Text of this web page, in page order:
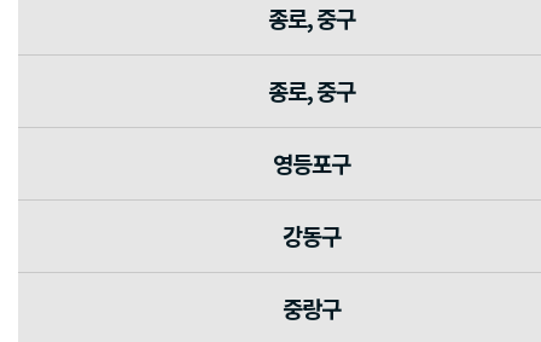
종로, 중구
종로, 중구
영등포구
강동구
중랑구